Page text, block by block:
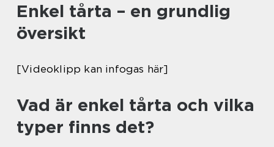
Enkel tårta – en grundlig
översikt
[Videoklipp kan infogas här]
Vad är enkel tårta och vilka
typer finns det?